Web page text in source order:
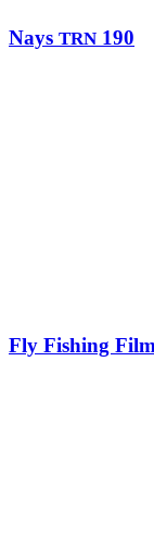
Nays TRN 190
Fly Fishing